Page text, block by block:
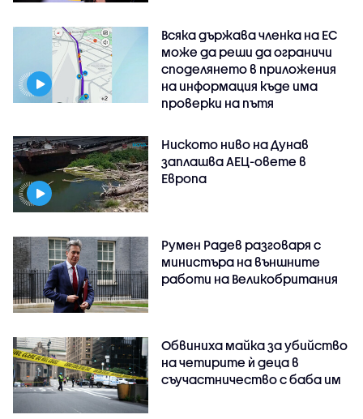
Всяка държава членка на ЕС
може да реши да ограничи
споделянето в приложения
на информация къде има
проверки на пътя
Ниското ниво на Дунав
заплашва АЕЦ-овете в
Европа
Румен Радев разговаря с
министъра на външните
работи на Великобритания
Обвиниха майка за убийство
на четирите ѝ деца в
съучастничество с баба им